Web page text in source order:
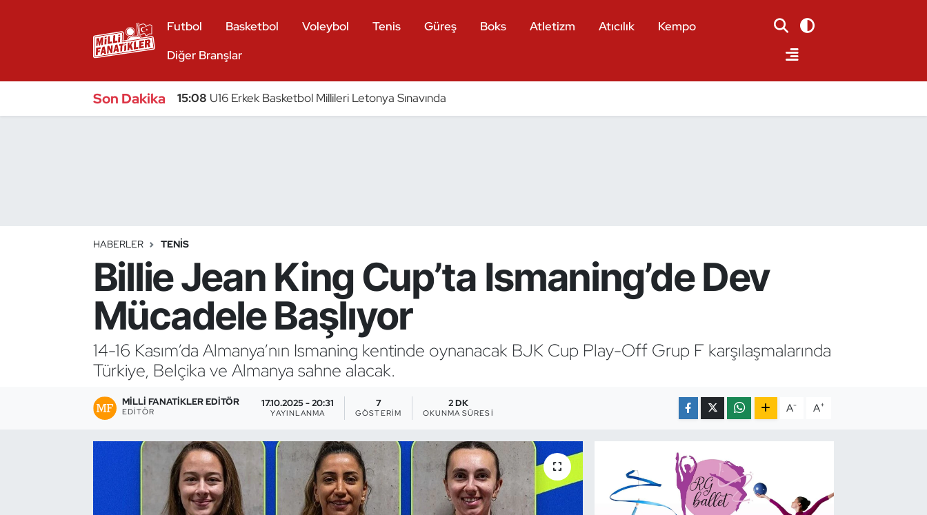
Futbol Basketbol Voleybol Tenis Güreş Boks Atletizm Atıcılık
Kempo
Diğer Branşlar
Son Dakika 15:08 U16 Erkek Basketbol Millileri Letonya Sınavında
HABERLER TENIS
Billie Jean King Cup’ta Ismaning’de Dev
Mücadele Başlıyor
14-16 Kasım’da Almanya’nın Ismaning kentinde oynanacak BJK Cup Play-Off Grup F karşılaşmalarında
Türkiye, Belçika ve Almanya sahne alacak.
MILLI FANATIKLER EDITÖR
EDITÖR
17.10.2025 - 20:31
YAYINLANMA
7
GÖSTERIM
2 DK
OKUNMA SÜRESI A- A+
Bocce Bowling Dart
Buz Hokeyi